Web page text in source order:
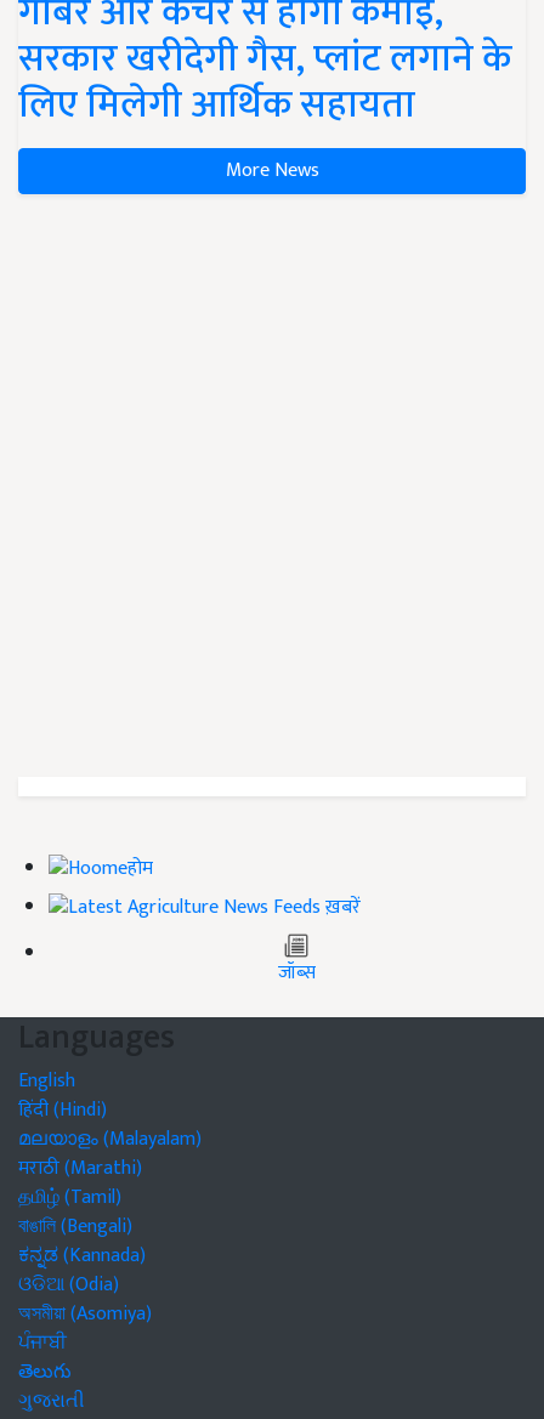
सरकार खरीदेगी गैस, प्लांट लगाने के
लिए मिलेगी आर्थिक सहायता
More News
होम
ख़बरें
जॉब्स
Languages
English
हिंदी (Hindi)
മലയാളം (Malayalam)
मराठी (Marathi)
தமிழ் (Tamil)
বাঙালি (Bengali)
ಕನ್ನಡ (Kannada)
ଓଡିଆ (Odia)
অসমীয়া (Asomiya)
ਪੰਜਾਬੀ
తెలుగు
ગુજરાતી